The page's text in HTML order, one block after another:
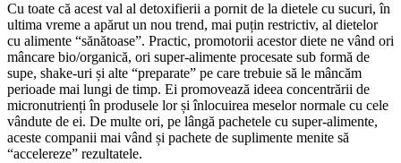
Cu toate că acest val al detoxifierii a pornit de la dietele cu sucuri, în
ultima vreme a apărut un nou trend, mai puțin restrictiv, al dietelor
cu alimente “sănătoase”. Practic, promotorii acestor diete ne vând ori
mâncare bio/organică, ori super-alimente procesate sub formă de
supe, shake-uri și alte “preparate” pe care trebuie să le mâncăm
perioade mai lungi de timp. Ei promovează ideea concentrării de
micronutrienți în produsele lor și înlocuirea meselor normale cu cele
vândute de ei. De multe ori, pe lângă pachetele cu super-alimente,
aceste companii mai vând și pachete de suplimente menite să
“accelereze” rezultatele.